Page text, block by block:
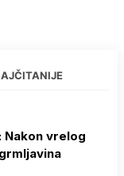
vrelog